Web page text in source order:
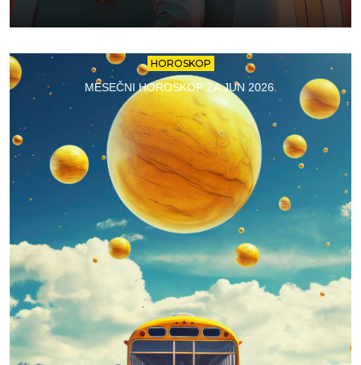
HOROSKOP
MESEČNI HOROSKOP ZA JUN 2026.